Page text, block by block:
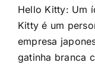
Hello Kitty: Um
Kitty é um
empresa
gatinha branca